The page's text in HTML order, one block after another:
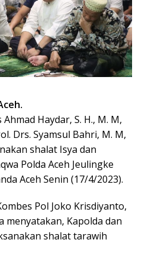
Haydar, S. H., M. M,
Drs. Syamsul Bahri, M. M,
shalat Isya dan
Polda Aceh Jeulingke
Aceh Senin (17/4/2023).
Pol Joko Krisdiyanto,
menyatakan, Kapolda dan
shalat tarawih